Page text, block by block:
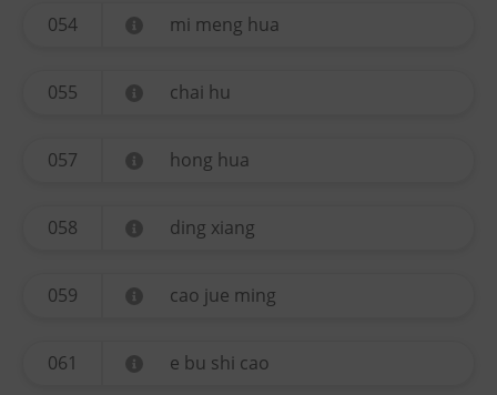
054 mi meng hua
055 chai hu
057 hong hua
058 ding xiang
059 cao jue ming
061 e bu shi cao